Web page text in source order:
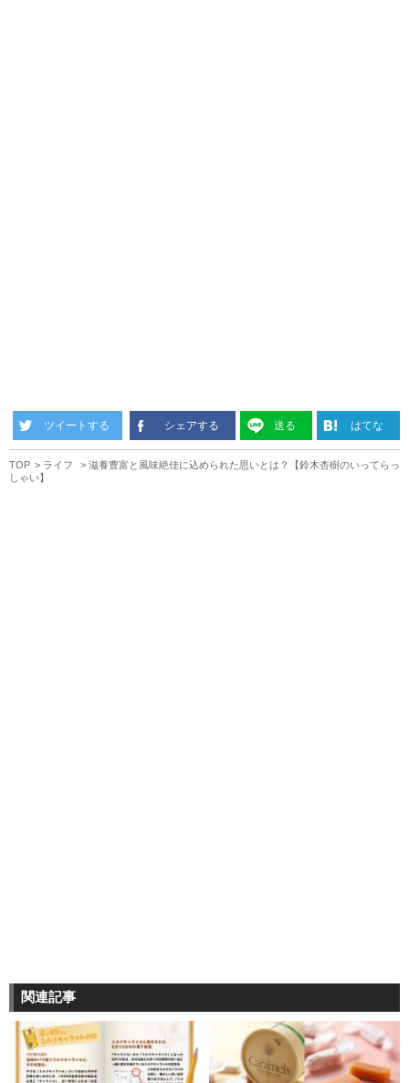
ツイートする シェアする 送る はてな
TOP ライフ
滋養豊富と風味絶佳に込められた思いとは？【鈴木杏樹のいってらっ
しゃい】
関連記事